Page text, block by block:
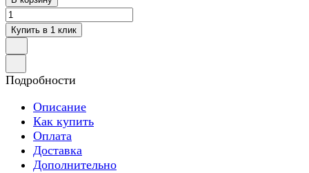
Купить в 1 клик
Подробности
Описание
Как купить
Оплата
Доставка
Дополнительно